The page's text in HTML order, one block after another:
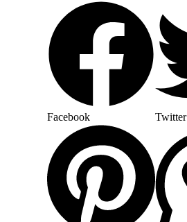
Facebook Twitter